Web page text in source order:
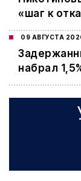
«шаг к
09 АВГУСТА
набрал